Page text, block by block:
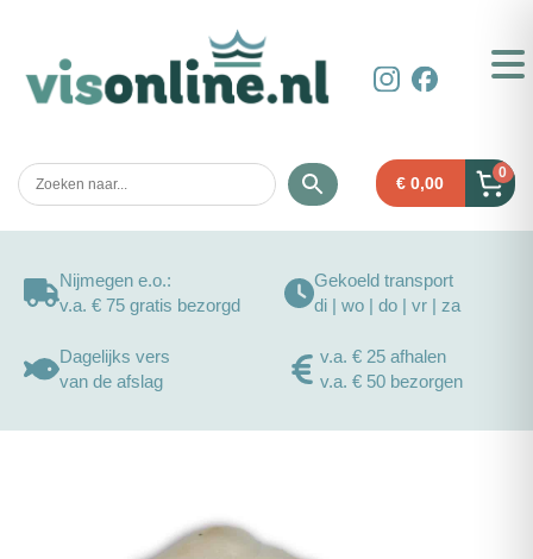
€ 0,00
0
Nijmegen e.o.:
v.a. € 75 gratis bezorgd
Gekoeld transport
di | wo | do | vr | za
Dagelijks vers
van de afslag
v.a. € 25 afhalen
v.a. € 50 bezorgen